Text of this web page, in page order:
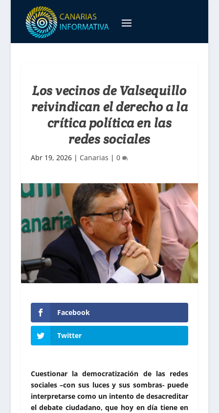
Los vecinos de Valsequillo
reivindican el derecho a la
crítica política en las
redes sociales
Abr 19, 2026| Canarias | 0
Facebook
Twitter
Cuestionar la democratización de las redes
sociales –con sus luces y sus sombras- puede
interpretarse como un intento de desacreditar
el debate ciudadano, que hoy en día tiene en